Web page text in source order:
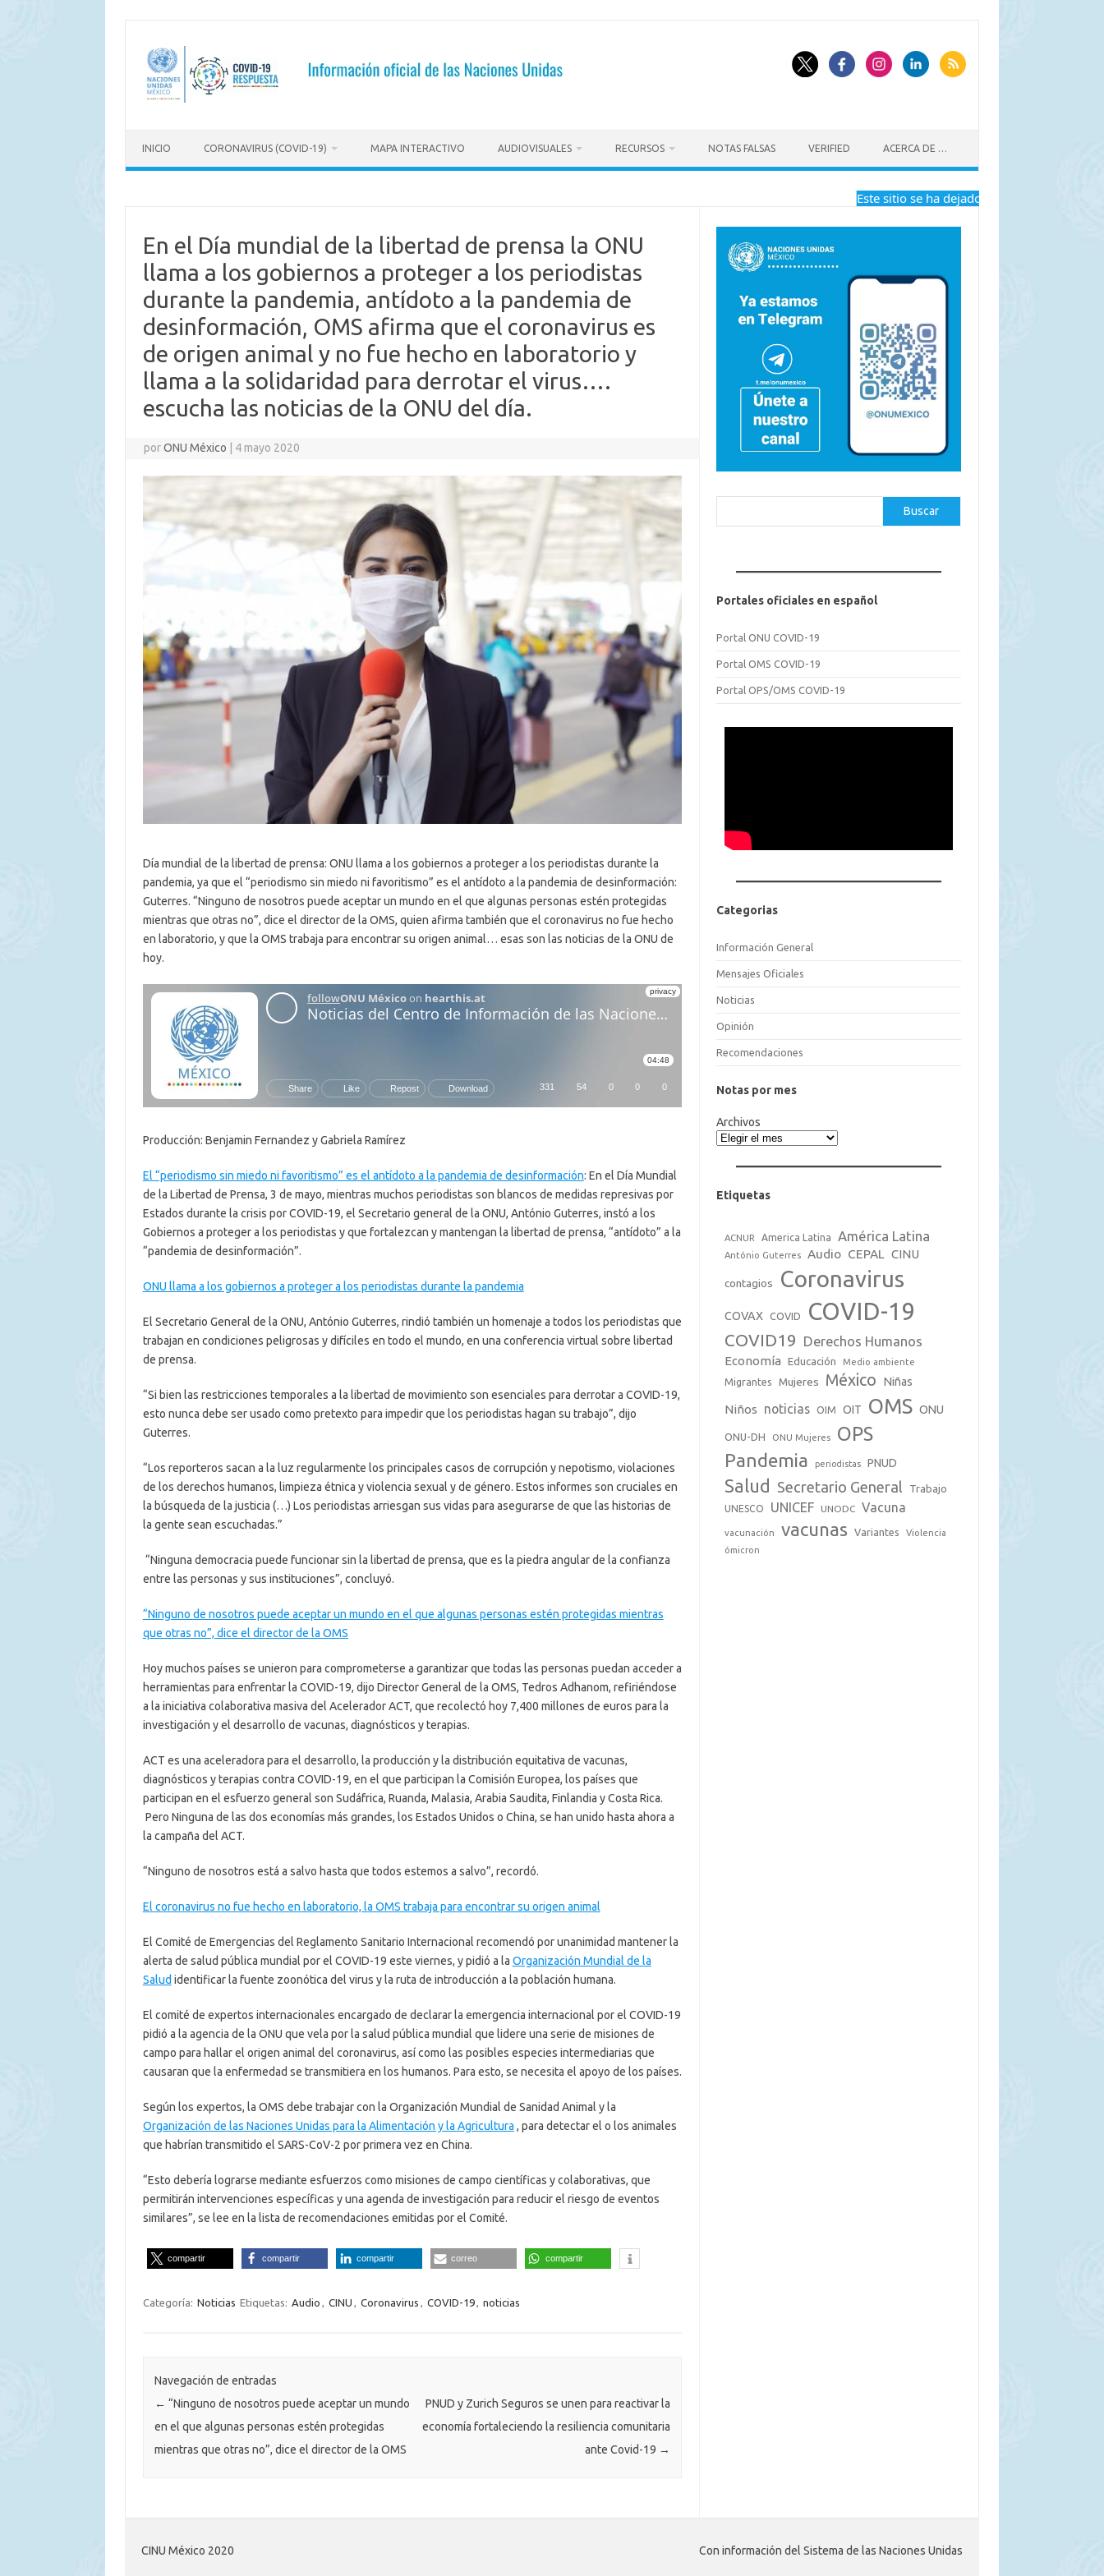
contenido
INICIO CORONAVIRUS (COVID-19) MAPA INTERACTIVO AUDIOVISUALES RECURSOS NOTAS FALSAS VERIFIED ACERCA DE …
Este sitio se ha dejado de actualizar a partir
En el Día mundial de la libertad de prensa la ONU
llama a los gobiernos a proteger a los periodistas
durante la pandemia, antídoto a la pandemia de
desinformación, OMS afirma que el coronavirus es
de origen animal y no fue hecho en laboratorio y
llama a la solidaridad para derrotar el virus….
escucha las noticias de la ONU del día.
porONU México 4 mayo 2020
Día mundial de la libertad de prensa: ONU llama a los gobiernos a proteger a los periodistas durante la
pandemia, ya que el “periodismo sin miedo ni favoritismo” es el antídoto a la pandemia de desinformación:
Guterres. “Ninguno de nosotros puede aceptar un mundo en el que algunas personas estén protegidas
mientras que otras no”, dice el director de la OMS, quien afirma también que el coronavirus no fue hecho
en laboratorio, y que la OMS trabaja para encontrar su origen animal… esas son las noticias de la ONU de
hoy.
Producción: Benjamin Fernandez y Gabriela Ramírez
El “periodismo sin miedo ni favoritismo” es el antídoto a la pandemia de desinformación: En el Día Mundial
de la Libertad de Prensa, 3 de mayo, mientras muchos periodistas son blancos de medidas represivas por
Estados durante la crisis por COVID-19, el Secretario general de la ONU, António Guterres, instó a los
Gobiernos a proteger a los periodistas y que fortalezcan y mantengan la libertad de prensa, “antídoto” a la
“pandemia de desinformación”.
ONU llama a los gobiernos a proteger a los periodistas durante la pandemia
El Secretario General de la ONU, António Guterres, rindió también un homenaje a todos los periodistas que
trabajan en condiciones peligrosas y difíciles en todo el mundo, en una conferencia virtual sobre libertad
de prensa.
“Si bien las restricciones temporales a la libertad de movimiento son esenciales para derrotar a COVID-19,
esto nunca debe ser usado como pretexto para impedir que los periodistas hagan su trabajo”, dijo
Guterres.
“Los reporteros sacan a la luz regularmente los principales casos de corrupción y nepotismo, violaciones
de los derechos humanos, limpieza étnica y violencia sexual y de género. Estos informes son cruciales en
la búsqueda de la justicia (…) Los periodistas arriesgan sus vidas para asegurarse de que las historias de
la gente sean escuchadas.”
“Ninguna democracia puede funcionar sin la libertad de prensa, que es la piedra angular de la confianza
entre las personas y sus instituciones”, concluyó.
“Ninguno de nosotros puede aceptar un mundo en el que algunas personas estén protegidas mientras
que otras no”, dice el director de la OMS
Hoy muchos países se unieron para comprometerse a garantizar que todas las personas puedan acceder a
herramientas para enfrentar la COVID-19, dijo Director General de la OMS, Tedros Adhanom, refiriéndose
a la iniciativa colaborativa masiva del Acelerador ACT, que recolectó hoy 7,400 millones de euros para la
investigación y el desarrollo de vacunas, diagnósticos y terapias.
ACT es una aceleradora para el desarrollo, la producción y la distribución equitativa de vacunas,
diagnósticos y terapias contra COVID-19, en el que participan la Comisión Europea, los países que
participan en el esfuerzo general son Sudáfrica, Ruanda, Malasia, Arabia Saudita, Finlandia y Costa Rica.
Pero Ninguna de las dos economías más grandes, los Estados Unidos o China, se han unido hasta ahora a
la campaña del ACT.
“Ninguno de nosotros está a salvo hasta que todos estemos a salvo”, recordó.
El coronavirus no fue hecho en laboratorio, la OMS trabaja para encontrar su origen animal
El Comité de Emergencias del Reglamento Sanitario Internacional recomendó por unanimidad mantener la
alerta de salud pública mundial por el COVID-19 este viernes, y pidió a la Organización Mundial de la
Salud identificar la fuente zoonótica del virus y la ruta de introducción a la población humana.
El comité de expertos internacionales encargado de declarar la emergencia internacional por el COVID-19
pidió a la agencia de la ONU que vela por la salud pública mundial que lidere una serie de misiones de
campo para hallar el origen animal del coronavirus, así como las posibles especies intermediarias que
causaran que la enfermedad se transmitiera en los humanos. Para esto, se necesita el apoyo de los países.
Según los expertos, la OMS debe trabajar con la Organización Mundial de Sanidad Animal y la
Organización de las Naciones Unidas para la Alimentación y la Agricultura , para detectar el o los animales
que habrían transmitido el SARS-CoV-2 por primera vez en China.
“Esto debería lograrse mediante esfuerzos como misiones de campo científicas y colaborativas, que
permitirán intervenciones específicas y una agenda de investigación para reducir el riesgo de eventos
similares”, se lee en la lista de recomendaciones emitidas por el Comité.
compartir compartir compartir correo compartir
Categoría: Noticias Etiquetas: Audio , CINU , Coronavirus , COVID-19, noticias
Navegación de entradas
← “Ninguno de nosotros puede aceptar un mundo
en el que algunas personas estén protegidas
mientras que otras no”, dice el director de la OMS
PNUD y Zurich Seguros se unen para reactivar la
economía fortaleciendo la resiliencia comunitaria
ante Covid-19 →
Buscar
Portales oficiales en español
Portal ONU COVID-19
Portal OMS COVID-19
Portal OPS/OMS COVID-19
Categorias
Información General
Mensajes Oficiales
Noticias
Opinión
Recomendaciones
Notas por mes
Archivos
Etiquetas
ACNUR America Latina América Latina
António Guterres Audio CEPAL CINU
contagios Coronavirus
COVAX COVID COVID-19
COVID19 Derechos Humanos
Economía Educación Medio ambiente
Migrantes Mujeres México Niñas
Niños noticias OIM OIT OMS ONU
ONU-DH ONU Mujeres OPS
Pandemia periodistas PNUD
Salud Secretario General Trabajo
UNESCO UNICEF UNODC Vacuna
vacunación vacunas Variantes
Violencia
ómicron
CINU México 2020 Con información del Sistema de las Naciones Unidas